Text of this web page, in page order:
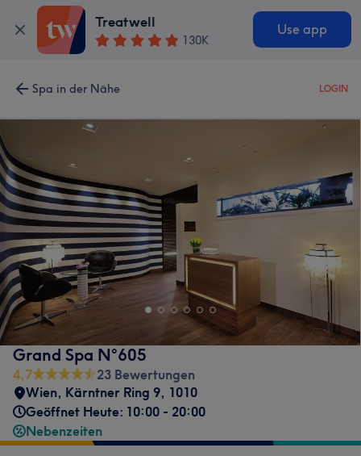
Treatwell
130K
Use app
Spa in der Nähe LOGIN
Grand Spa N°605
4,7
23 Bewertungen
Wien, Kärntner Ring 9, 1010
Geöffnet Heute: 10:00 - 20:00
Nebenzeiten